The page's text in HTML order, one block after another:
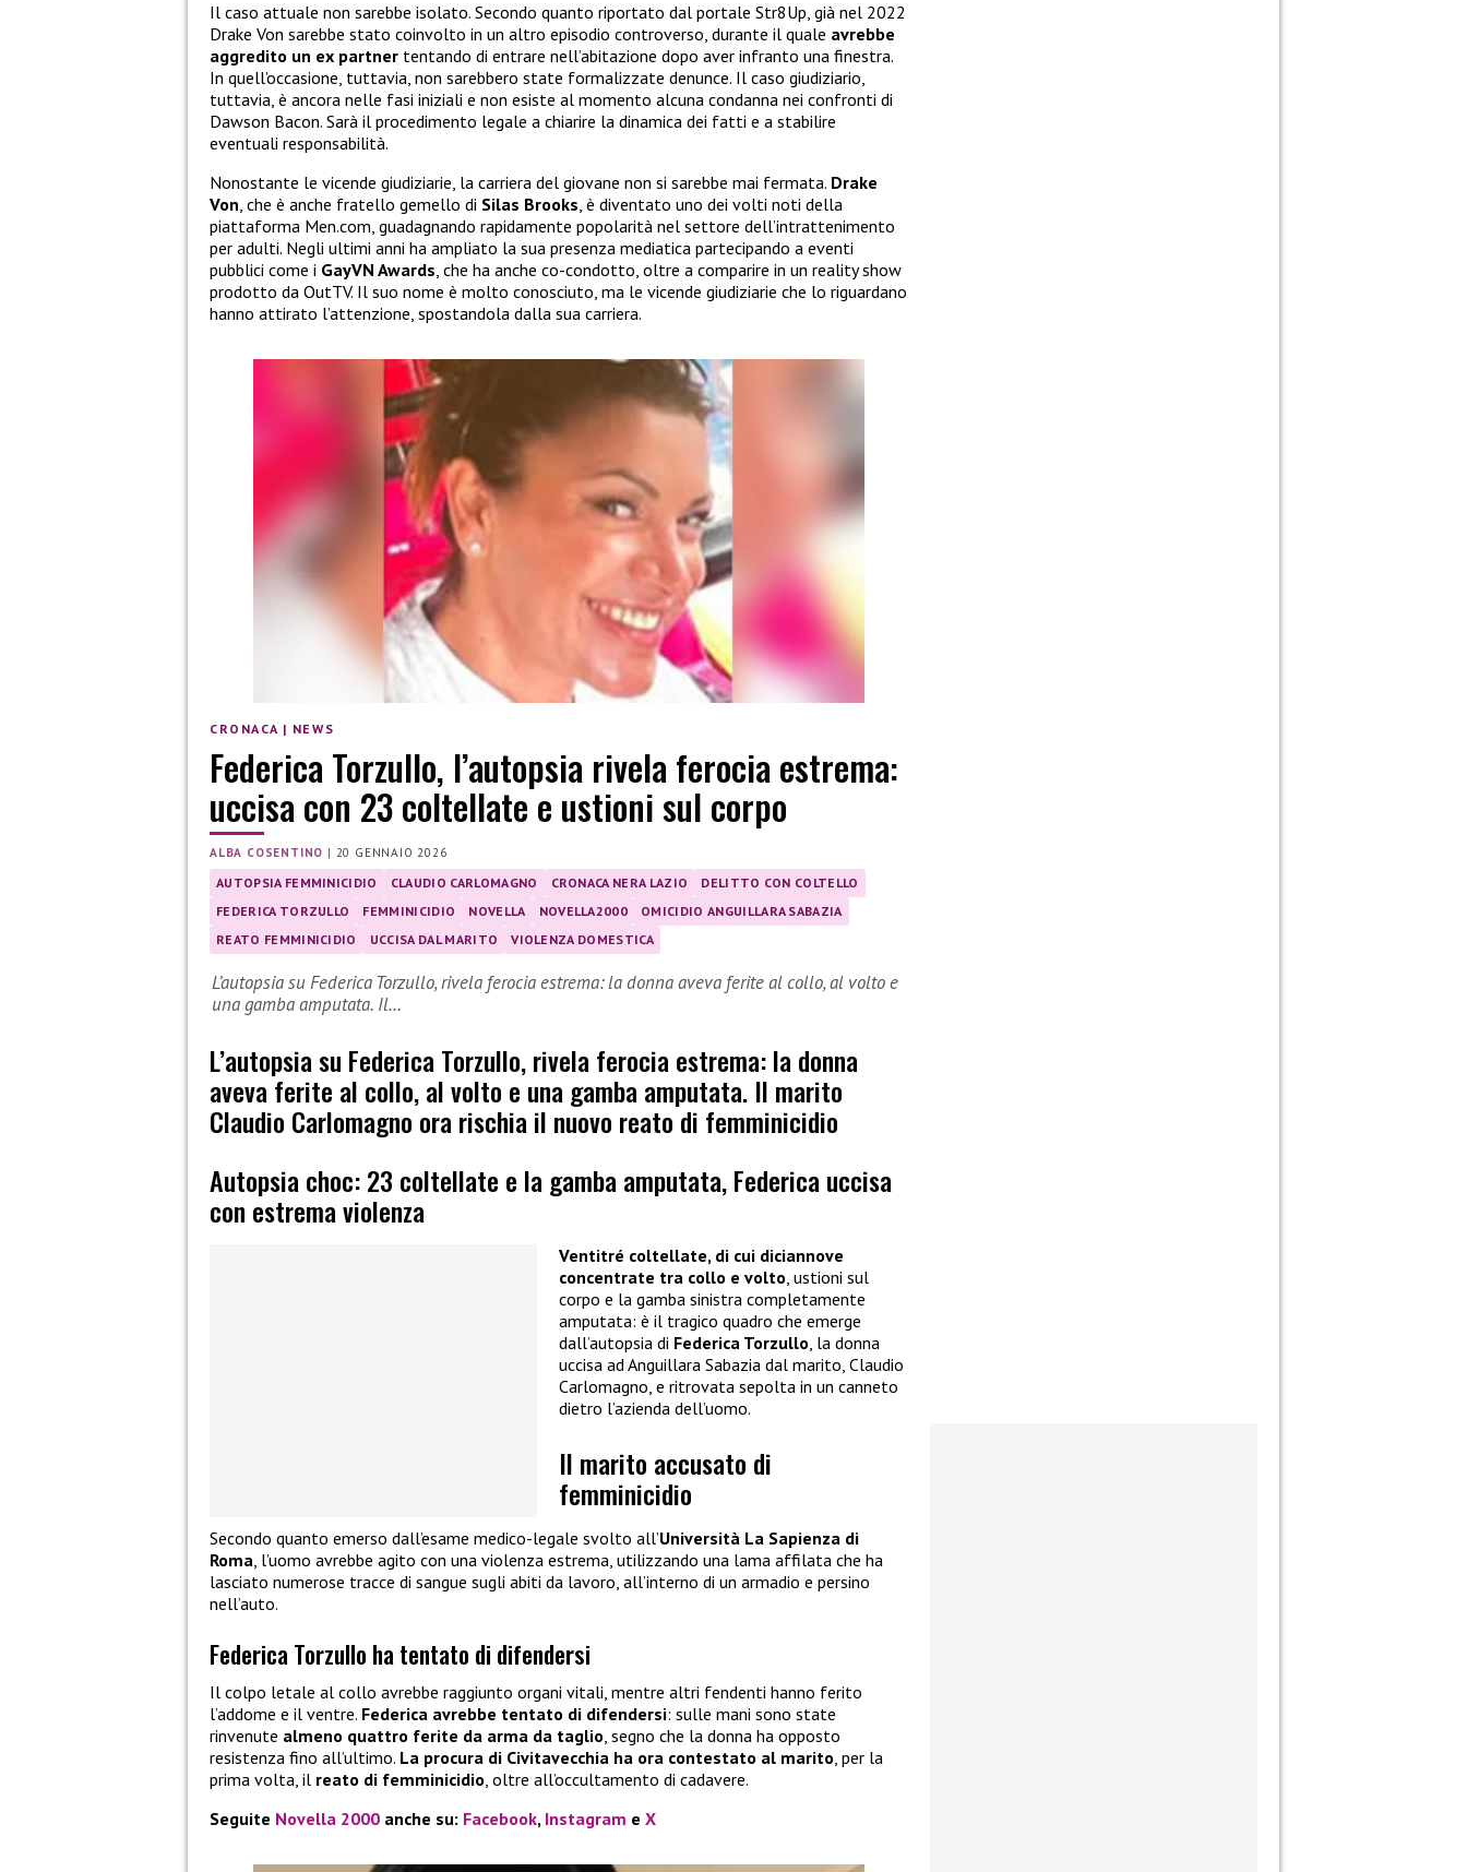
Il caso attuale non sarebbe isolato. Secondo quanto riportato dal portale Str8Up, già nel 2022
Drake Von sarebbe stato coinvolto in un altro episodio controverso, durante il quale avrebbe
aggredito un ex partner tentando di entrare nell’abitazione dopo aver infranto una finestra.
In quell’occasione, tuttavia, non sarebbero state formalizzate denunce. Il caso giudiziario,
tuttavia, è ancora nelle fasi iniziali e non esiste al momento alcuna condanna nei confronti di
Dawson Bacon. Sarà il procedimento legale a chiarire la dinamica dei fatti e a stabilire
eventuali responsabilità.
Nonostante le vicende giudiziarie, la carriera del giovane non si sarebbe mai fermata. Drake
Von, che è anche fratello gemello di Silas Brooks, è diventato uno dei volti noti della
piattaforma Men.com, guadagnando rapidamente popolarità nel settore dell’intrattenimento
per adulti. Negli ultimi anni ha ampliato la sua presenza mediatica partecipando a eventi
pubblici come i GayVN Awards, che ha anche co-condotto, oltre a comparire in un reality show
prodotto da OutTV. Il suo nome è molto conosciuto, ma le vicende giudiziarie che lo riguardano
hanno attirato l’attenzione, spostandola dalla sua carriera.
CRONACA | NEWS
Federica Torzullo, l’autopsia rivela ferocia estrema:
uccisa con 23 coltellate e ustioni sul corpo
ALBA COSENTINO | 20 GENNAIO 2026
AUTOPSIA FEMMINICIDIO CLAUDIO CARLOMAGNO CRONACA NERA LAZIO
DELITTO CON COLTELLO
FEDERICA TORZULLO
FEMMINICIDIO NOVELLA NOVELLA2000
OMICIDIO ANGUILLARA SABAZIA
REATO FEMMINICIDIO
UCCISA DAL MARITO VIOLENZA DOMESTICA
L’autopsia su Federica Torzullo, rivela ferocia estrema: la donna aveva ferite al collo, al volto e
una gamba amputata. Il…
L’autopsia su Federica Torzullo, rivela ferocia estrema: la donna
aveva ferite al collo, al volto e una gamba amputata. Il marito
Claudio Carlomagno ora rischia il nuovo reato di femminicidio
Autopsia choc: 23 coltellate e la gamba amputata, Federica uccisa
con estrema violenza
Ventitré coltellate, di cui diciannove
concentrate tra collo e volto, ustioni sul
corpo e la gamba sinistra completamente
amputata: è il tragico quadro che emerge
dall’autopsia di Federica Torzullo, la donna
uccisa ad Anguillara Sabazia dal marito, Claudio
Carlomagno, e ritrovata sepolta in un canneto
dietro l’azienda dell’uomo.
Il marito accusato di
femminicidio
Secondo quanto emerso dall’esame medico-legale svolto all’Università La Sapienza di
Roma, l’uomo avrebbe agito con una violenza estrema, utilizzando una lama affilata che ha
lasciato numerose tracce di sangue sugli abiti da lavoro, all’interno di un armadio e persino
nell’auto.
Federica Torzullo ha tentato di difendersi
Il colpo letale al collo avrebbe raggiunto organi vitali, mentre altri fendenti hanno ferito
l’addome e il ventre. Federica avrebbe tentato di difendersi: sulle mani sono state
rinvenute almeno quattro ferite da arma da taglio, segno che la donna ha opposto
resistenza fino all’ultimo. La procura di Civitavecchia ha ora contestato al marito, per la
prima volta, il reato di femminicidio, oltre all’occultamento di cadavere.
Seguite Novella 2000 anche su: Facebook, Instagram e X